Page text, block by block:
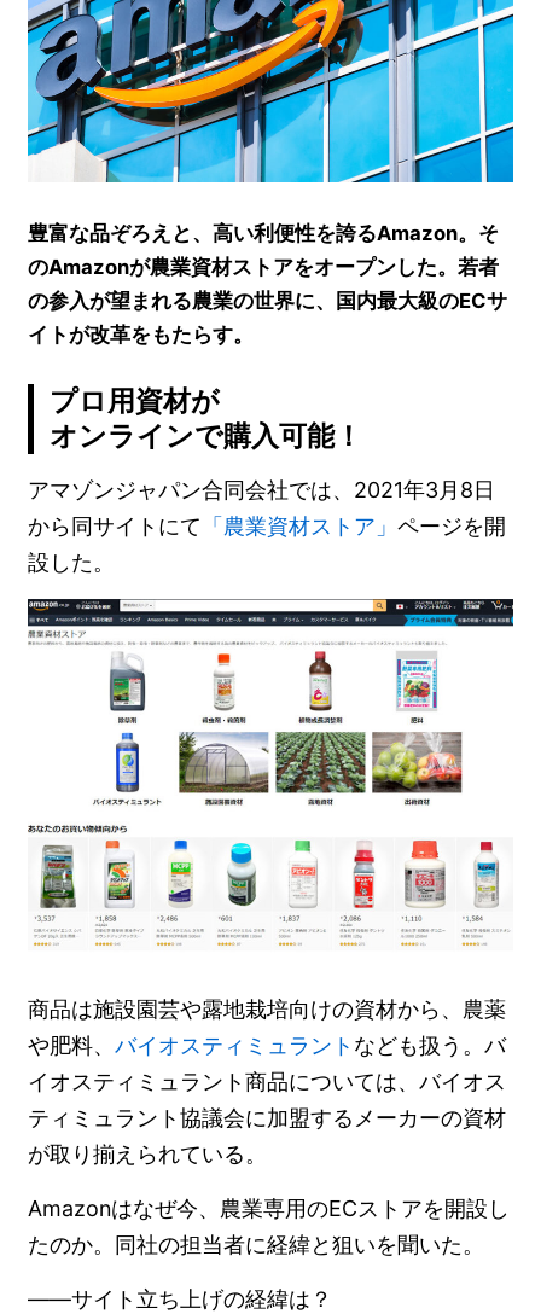
豊富な品ぞろえと、高い利便性を誇るAmazon。そ
のAmazonが農業資材ストアをオープンした。若者
の参入が望まれる農業の世界に、国内最大級のECサ
イトが改革をもたらす。
プロ用資材が
オンラインで購入可能！
アマゾンジャパン合同会社では、2021年3月8日
から同サイトにて 「農業資材ストア」ページを開
設した。
商品は施設園芸や露地栽培向けの資材から、農薬
や肥料、バイオスティミュラント なども扱う。バ
イオスティミュラント商品については、バイオス
ティミュラント協議会に加盟するメーカーの資材
が取り揃えられている。
Amazonはなぜ今、農業専用のECストアを開設し
たのか。同社の担当者に経緯と狙いを聞いた。
――サイト立ち上げの経緯は？